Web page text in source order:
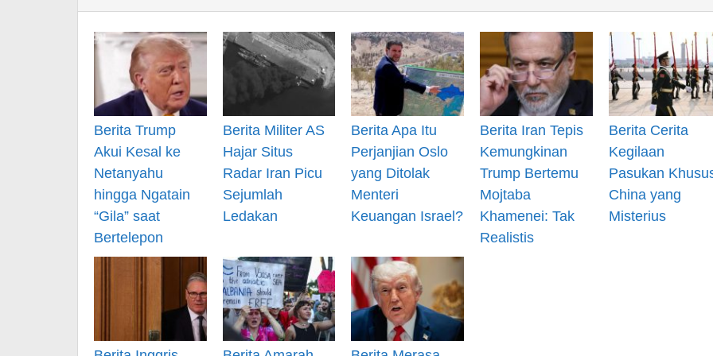
Berita Trump
Akui Kesal ke
Netanyahu
hingga Ngatain
“Gila” saat
Bertelepon
Berita Militer AS
Hajar Situs
Radar Iran Picu
Sejumlah
Ledakan
Berita Apa Itu
Perjanjian Oslo
yang Ditolak
Menteri
Keuangan Israel?
Berita Iran Tepis
Kemungkinan
Trump Bertemu
Mojtaba
Khamenei: Tak
Realistis
Berita Cerita
Kegilaan
Pasukan
China yang
Misterius